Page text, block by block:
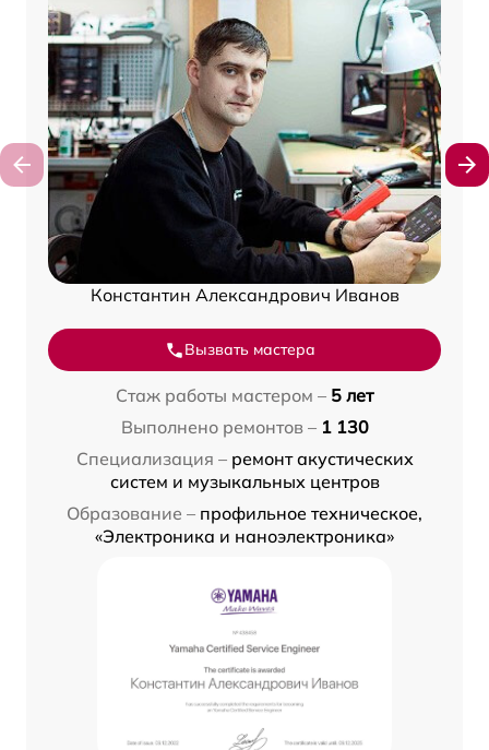
Константин Александрович Иванов
Вызвать мастера
Стаж работы мастером – 5 лет
Выполнено ремонтов – 1 130
Специализация – ремонт акустических
систем и музыкальных центров
Образование – профильное техническое,
«Электроника и наноэлектроника»